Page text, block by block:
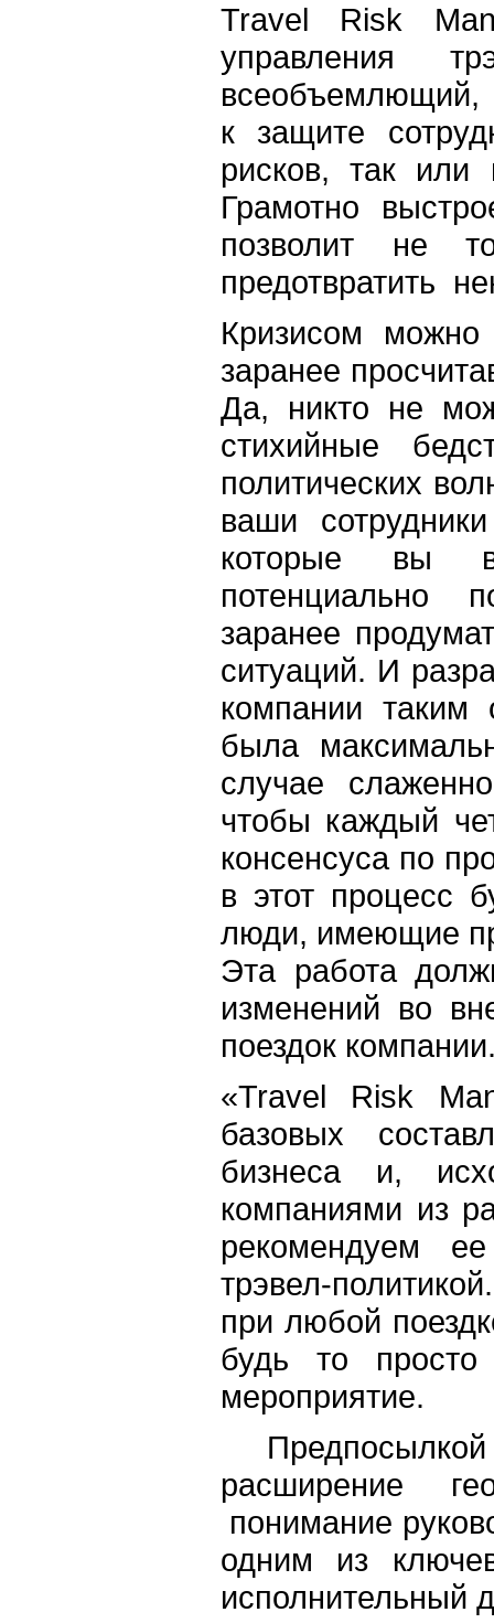
Travel Risk
управления
всеобъемлющий,
к защите
рисков, так или
Грамотно
позволит не
предотвратить
Кризисом можно
заранее
Да, никто не
стихийные
политических
ваши
которые вы
потенциально
заранее
ситуаций. И
компании таким
была
случае
чтобы каждый
консенсуса по
в этот процесс
люди, имеющие
Эта работа
изменений во
поездок
«Travel Risk
базовых
бизнеса и,
компаниями из
рекомендуем
трэвел-
при любой
будь то просто
мероприятие.
расширение
понимание
одним из
исполнительный